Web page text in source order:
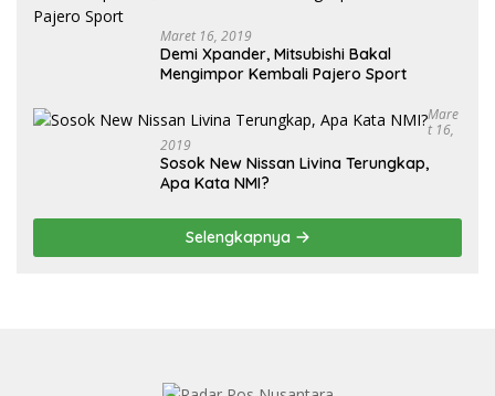
Maret 16, 2019
Demi Xpander, Mitsubishi Bakal
Mengimpor Kembali Pajero Sport
Mare
T 16,
2019
Sosok New Nissan Livina Terungkap,
Apa Kata NMI?
Selengkapnya